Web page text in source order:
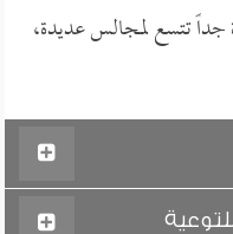
جداً تتسع لمجالس عديدة،